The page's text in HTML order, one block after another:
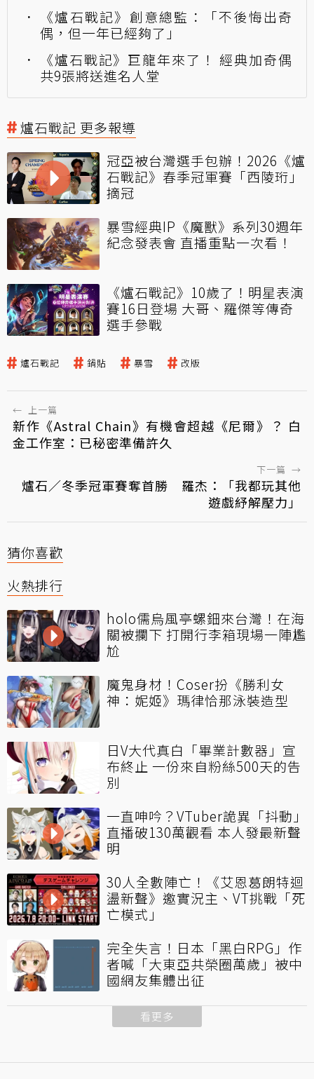
《爐石戰記》創意總監：「不後悔出奇
偶，但一年已經夠了」
《爐石戰記》巨龍年來了！ 經典加奇偶
共9張將送進名人堂
爐石戰記 更多報導
冠亞被台灣選手包辦！2026《爐
石戰記》春季冠軍賽「西陵珩」
摘冠
暴雪經典IP《魔獸》系列30週年
紀念發表會 直播重點一次看！
《爐石戰記》10歲了！明星表演
賽16日登場 大哥、羅傑等傳奇
選手參戰
爐石戰記 鍋貼 暴雪 改版
← 上一篇
新作《Astral Chain》有機會超越《尼爾》？ 白
金工作室：已秘密準備許久
下一篇 →
爐石／冬季冠軍賽奪首勝 羅杰：「我都玩其他
遊戲紓解壓力」
猜你喜歡
火熱排行
holo儒烏風亭螺鈿來台灣！在海
關被攔下 打開行李箱現場一陣尷
尬
魔鬼身材！Coser扮《勝利女
神：妮姬》瑪律恰那泳裝造型
日V大代真白「畢業計數器」宣
布終止 一份來自粉絲500天的告
別
一直呻吟？VTuber詭異「抖動」
直播破130萬觀看 本人發最新聲
明
30人全數陣亡！《艾恩葛朗特迴
盪新聲》邀實況主、VT挑戰「死
亡模式」
完全失言！日本「黑白RPG」作
者喊「大東亞共榮圈萬歲」被中
國網友集體出征
看更多